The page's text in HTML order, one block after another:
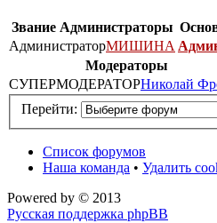
Звание Администраторы
АдминистраторМИШИНА
Модераторы
СУПЕРМОДЕРАТОРНиколай
Перейти:
Список форумов
Наша команда • Удалить
Powered by © 2013
Русская поддержка phpBB